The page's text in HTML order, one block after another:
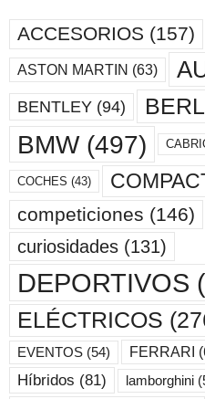
ACCESORIOS (157)
ASTON MARTIN (63)
BENTLEY (94)
BMW(497)
COCHES (43)
competiciones (146)
curiosidades (131)
DEPORTIVOS
ELÉCTRICOS
EVENTOS (54) FERRARI
Híbridos (81) lamborghini